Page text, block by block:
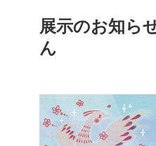
展示のお知ら
ん